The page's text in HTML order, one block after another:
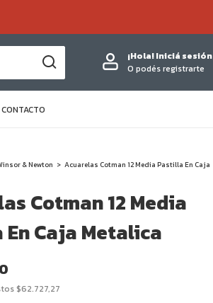
¡Hola!Iniciá sesión
O podés registrarte
CONTACTO
& Newton > Acuarelas Cotman 12 Media Pastilla En Caja
Cotman 12 Media
Caja Metalica
$62.727,27